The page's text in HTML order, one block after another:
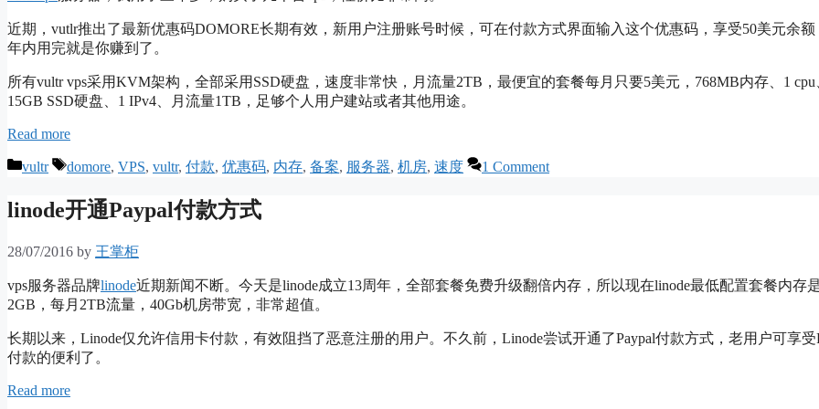
近期，vutlr推出了最新优惠码DOMORE长期有效，新用户注册账号时候，可在付款方式界面输入这个优惠码，享受50美元余额
年内用完就是你赚到了。
所有vultr vps采用KVM架构，全部采用SSD硬盘，速度非常快，月流量2TB，最便宜的套餐每月只要5美元，768MB内存、1 cpu
15GB SSD硬盘、1 IPv4、月流量1TB，足够个人用户建站或者其他用途。
Read more
Categories
vultr Tags
domore, VPS, vultr, 付款, 优惠码, 内存, 备案, 服务器, 机房, 速度 1 Comment
linode开通Paypal付款方式
28/07/2016 by 王掌柜
vps服务器品牌linode近期新闻不断。今天是linode成立13周年，全部套餐免费升级翻倍内存，所以现在linode最低配置套餐内存
2GB，每月2TB流量，40Gb机房带宽，非常超值。
长期以来，Linode仅允许信用卡付款，有效阻挡了恶意注册的用户。不久前，Linode尝试开通了Paypal付款方式，老用户可享受
付款的便利了。
Read more